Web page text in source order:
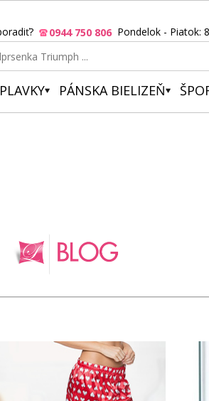
0944 750 806 Pondelok - Piatok:
PLAVKY PÁNSKA BIELIZEŇ